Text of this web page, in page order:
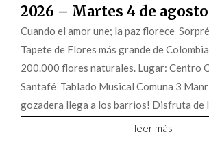
2026 – Martes 4 de agosto
Cuando el amor une; la paz florece
Tapete de Flores más grande de
200.000 flores naturales. Lugar: Centro
Santafé Tablado Musical Comuna 3
gozadera llega a los barrios! Disfruta de
leer más